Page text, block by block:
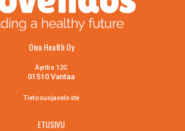
Oiva Health Oy
Äyritie 12C
01510 Vantaa
Tietosuojaselo ste
ETUSIVU